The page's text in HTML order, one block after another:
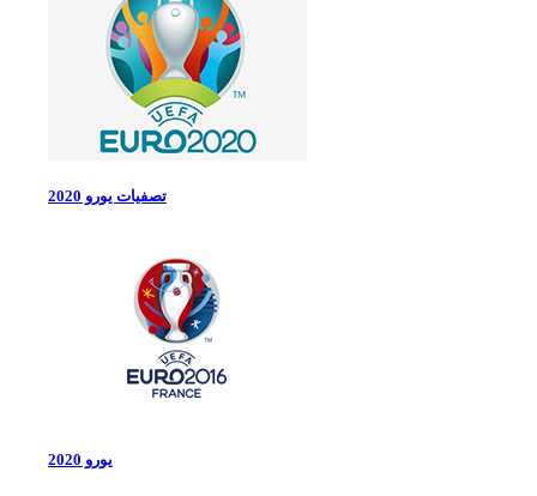
تصفيات يورو 2020
يورو 2020